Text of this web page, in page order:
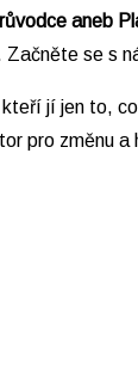
aneb
se s
jí jen to,
pro změnu